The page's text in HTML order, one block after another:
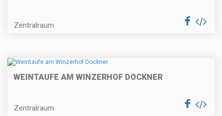
Zentralraum
WEINTAUFE AM WINZERHOF DOCKNER
Zentralraum